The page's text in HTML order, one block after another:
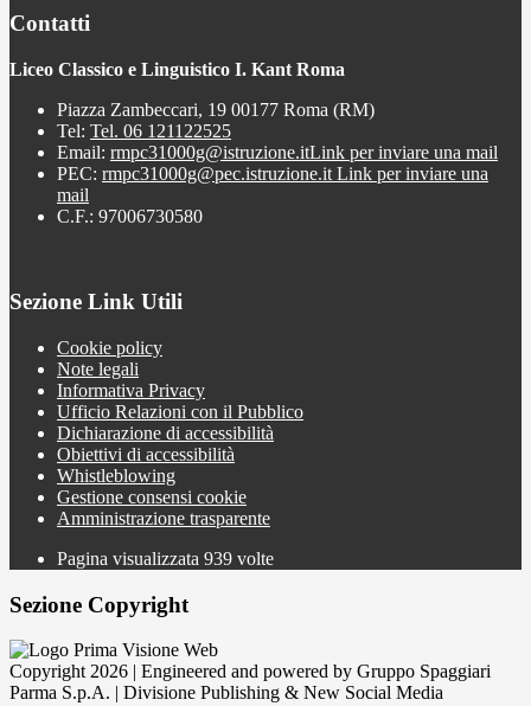
Contatti
Liceo Classico e Linguistico I. Kant Roma
Piazza Zambeccari, 19 00177 Roma (RM)
Tel: Tel. 06 121122525
Email: rmpc31000g@istruzione.itLink per inviare una mail
PEC: rmpc31000g@pec.istruzione.it Link per inviare una
mail
C.F.: 97006730580
Sezione Link Utili
Cookie policy
Note legali
Informativa Privacy
Ufficio Relazioni con il Pubblico
Dichiarazione di accessibilità
Obiettivi di accessibilità
Whistleblowing
Gestione consensi cookie
Amministrazione trasparente
Pagina visualizzata 939 volte
Sezione Copyright
Copyright 2026 | Engineered and powered by Gruppo Spaggiari
Parma S.p.A. | Divisione Publishing & New Social Media